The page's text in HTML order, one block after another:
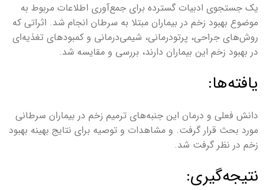
یک جستجوی ادبیات گسترده برای جمع‌آوری اطلاعات مربوط به
موضوع بهبود زخم در بیماران مبتلا به سرطان انجام شد. اثراتی که
روش‌های جراحی، پرتودرمانی، شیمی‌درمانی و کمبودهای تغذیه‌ای
در بهبود زخم این بیماران دارند، بررسی و مقایسه شد.
یافته‌ها:
دانش فعلی و درمان این جنبه‌های ترمیم زخم در بیماران سرطانی
مورد بحث قرار گرفت. و مشاهدات و توصیه برای نتایج بهینه بهبود
زخم در نظر گرفت شد.
نتیجه‌گیری: